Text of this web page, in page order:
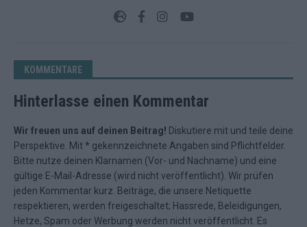
KOMMENTARE
Hinterlasse einen Kommentar
Wir freuen uns auf deinen Beitrag! Diskutiere mit und teile deine
Perspektive. Mit * gekennzeichnete Angaben sind Pflichtfelder.
Bitte nutze deinen Klarnamen (Vor- und Nachname) und eine
gültige E-Mail-Adresse (wird nicht veröffentlicht). Wir prüfen
jeden Kommentar kurz. Beiträge, die unsere Netiquette
respektieren, werden freigeschaltet; Hassrede, Beleidigungen,
Hetze, Spam oder Werbung werden nicht veröffentlicht. Es